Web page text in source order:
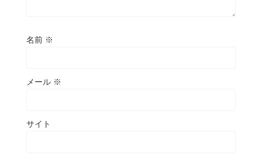
名前 ※
メール ※
サイト